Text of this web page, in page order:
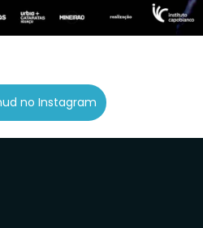
no Instagram